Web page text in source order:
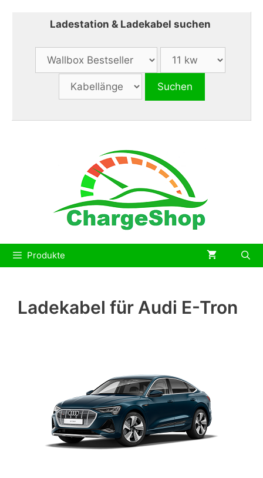
Ladestation & Ladekabel suchen
Produkte
Ladekabel für Audi E-Tron